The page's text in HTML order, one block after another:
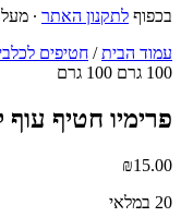
בכפוף לתקנון האתר ∙ מעל 200 ₪
עמוד הבית/ חטיפים
100 גרם 100 גרם
פרימיו חטיף עוף לבבות
₪15.00
20 במלאי